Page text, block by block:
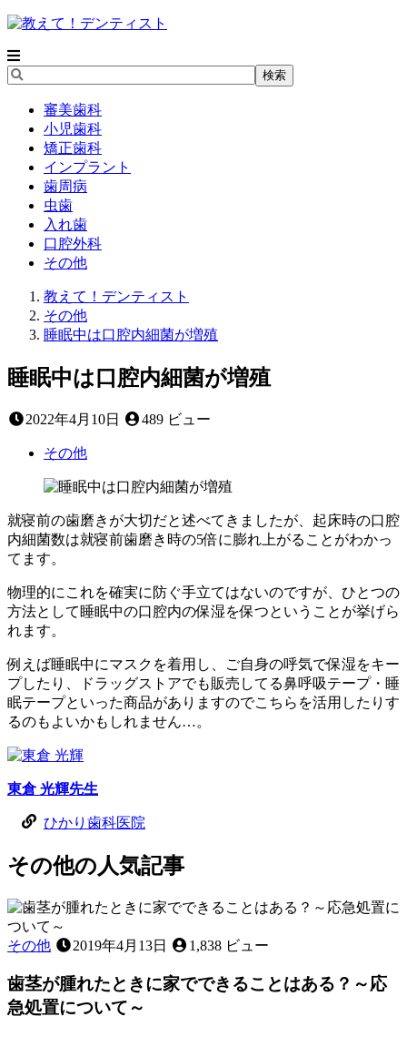
審美歯科
小児歯科
矯正歯科
インプラント
歯周病
虫歯
入れ歯
口腔外科
その他
教えて！デンティスト
その他
睡眠中は口腔内細菌が増殖
睡眠中は口腔内細菌が増殖
20222022年4月10日 489 ビュー
その他
就寝前の歯磨きが大切だと述べてきましたが、起床時の口腔
内細菌数は就寝前歯磨き時の5倍に膨れ上がることがわかっ
てます。
物理的にこれを確実に防ぐ手立てはないのですが、ひとつの
方法として睡眠中の口腔内の保湿を保つということが挙げら
れます。
例えば睡眠中にマスクを着用し、ご自身の呼気で保湿をキー
プしたり、ドラッグストアでも販売してる鼻呼吸テープ・睡
眠テープといった商品がありますのでこちらを活用したりす
るのもよいかもしれません…。
東倉 光輝先生
ひかり歯科医院
その他の人気記事
その他 2019年4月13日 1,838 ビュー
歯茎が腫れたときに家でできることはある？～応
急処置について～